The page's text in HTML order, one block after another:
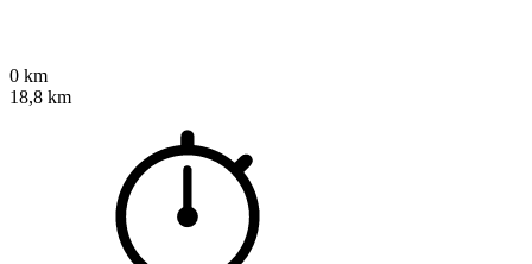
0 km
18,8 km